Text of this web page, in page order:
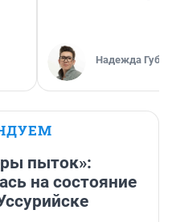
Надежда
пыток»:
на состояние